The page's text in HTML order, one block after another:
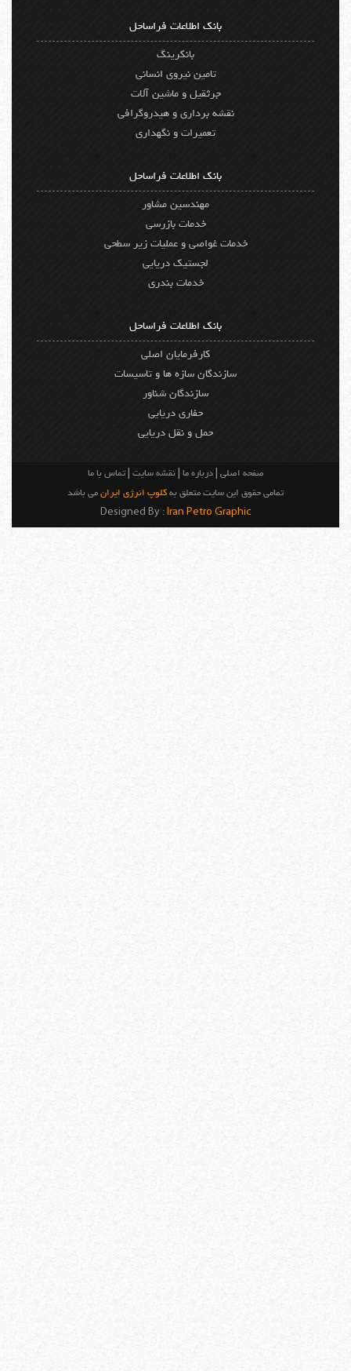
بانک اطلاعات فراساحل
بانکرینگ
تامین نیروی انسانی
جرثقیل و ماشین آلات
نقشه برداری و هیدروگرافی
تعمیرات و نگهداری
بانک اطلاعات فراساحل
مهندسین مشاور
خدمات بازرسی
خدمات غواصی و عملیات زیر سطحی
لجستیک دریایی
خدمات بندری
بانک اطلاعات فراساحل
کارفرمایان اصلی
سازندگان سازه ها و تاسیسات
سازندگان شناور
حفاری دریایی
حمل و نقل دریایی
صفحه اصلی |درباره ما |نقشه سایت |تماس با ما
تمامی حقوق این سایت متعلق به کلوپ انرژی ایران می باشد
Designed By : Iran Petro Graphic